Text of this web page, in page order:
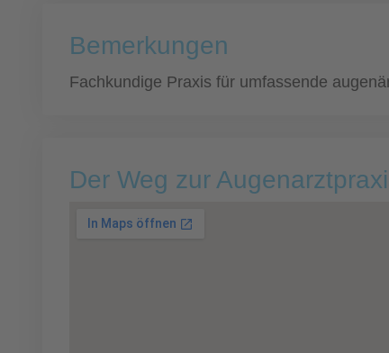
Bemerkungen
Fachkundige Praxis für umfassende
Der Weg zur